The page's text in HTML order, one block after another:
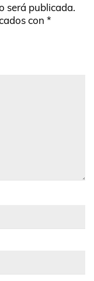
será publicada.
con *